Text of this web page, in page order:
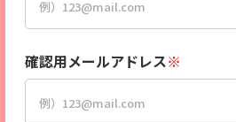
確認用メールアドレス※